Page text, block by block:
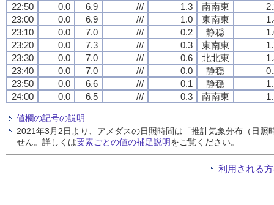
22:50
0.0 6.9 /// 1.3 南南東
23:00
0.0 6.9 /// 1.0 東南東
23:10
0.0 7.0 /// 0.2 静穏
23:20
0.0 7.3 /// 0.3 東南東
23:30
0.0 7.0 /// 0.6 北北東
23:40
0.0 7.0 /// 0.0 静穏
23:50
0.0 6.6 /// 0.1 静穏
24:00
0.0 6.5 /// 0.3 南南東
値欄の記号の説明
2021年3月2日より、アメダスの日照時間は「推計気象分布（日
せん。詳しくは要素ごとの値の補足説明をご覧ください。
利用される